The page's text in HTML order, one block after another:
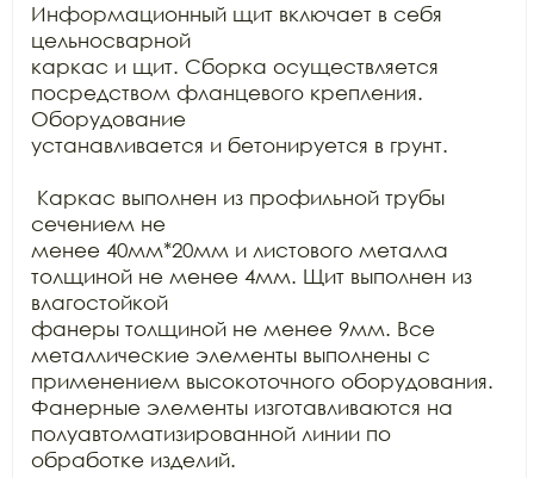
Информационный щит включает в себя
цельносварной
каркас и щит. Сборка осуществляется
посредством фланцевого крепления.
Оборудование
устанавливается и бетонируется в грунт.
Каркас выполнен из профильной трубы
сечением не
менее 40мм*20мм и листового металла
толщиной не менее 4мм. Щит выполнен из
влагостойкой
фанеры толщиной не менее 9мм. Все
металлические элементы выполнены с
применением высокоточного оборудования.
Фанерные элементы изготавливаются на
полуавтоматизированной линии по
обработке изделий.